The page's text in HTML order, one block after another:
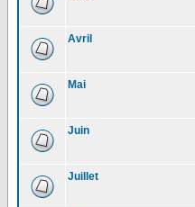
Avril
Mai
Juin
Juillet